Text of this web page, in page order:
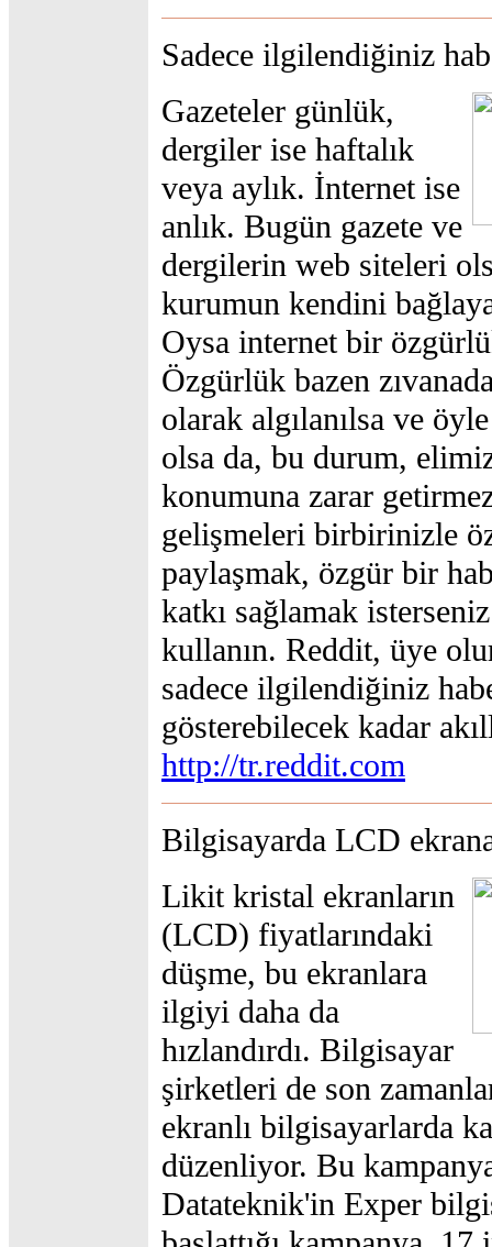
Sadece ilgilendiğiniz
Gazeteler günlük,
dergiler ise haftalık
veya aylık. İnternet ise
anlık. Bugün gazete ve
dergilerin web siteleri
kurumun kendini
Oysa internet bir
Özgürlük bazen
olarak algılanılsa ve
olsa da, bu durum,
konumuna zarar
gelişmeleri birbirinizle
paylaşmak, özgür bir
katkı sağlamak
kullanın. Reddit, üye
sadece ilgilendiğiniz
gösterebilecek kadar
http://tr.reddit.com
Bilgisayarda LCD
Likit kristal ekranların
(LCD) fiyatlarındaki
düşme, bu ekranlara
ilgiyi daha da
hızlandırdı. Bilgisayar
şirketleri de son
ekranlı bilgisayarlarda
düzenliyor. Bu
Datateknik'in Exper